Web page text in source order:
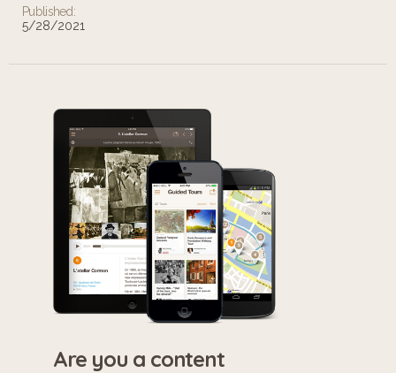
Published:
5/28/2021
Are you a content